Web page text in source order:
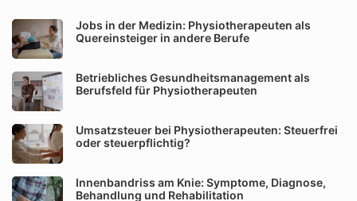
Jobs in der Medizin: Physiotherapeuten als
Quereinsteiger in andere Berufe
Betriebliches Gesundheitsmanagement als
Berufsfeld für Physiotherapeuten
Umsatzsteuer bei Physiotherapeuten: Steuerfrei
oder steuerpflichtig?
Innenbandriss am Knie: Symptome, Diagnose,
Behandlung und Rehabilitation